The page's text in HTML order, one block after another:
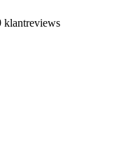
klantreviews